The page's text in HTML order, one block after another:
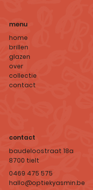
contact
baudeloostraat 18a
8700 tielt
0469 475 575
hallo@optiekyasmin.be
menu
home
brillen
glazen
over
collectie
contact